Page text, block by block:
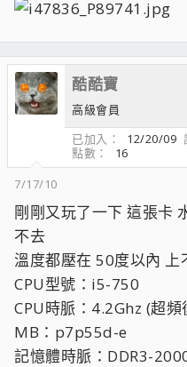
酷酷寶
高級會員
已加入
12/20/09
點數
16
7/17/10
剛剛又玩了一下 這張卡
不去
溫度都壓在 50度以內 上
CPU型號：i5-750
CPU時脈：4.2Ghz (超頻
MB：p7p55d-e
記憶體時脈：DDR3-